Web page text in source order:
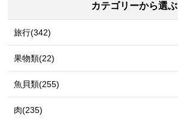
カテゴリーから選ぶ
旅行(342)
果物類(22)
魚貝類(255)
肉(235)